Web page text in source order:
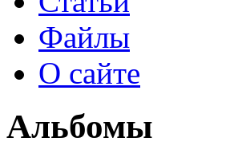
Файлы
О сайте
Альбомы